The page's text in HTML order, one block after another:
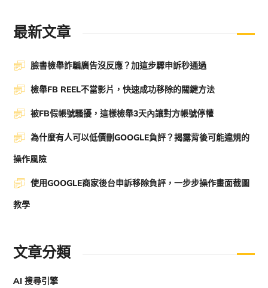
最新文章
臉書檢舉詐騙廣告沒反應？加這步驟申訴秒通過
檢舉FB REEL不當影片，快速成功移除的關鍵方法
被FB假帳號騷擾，這樣檢舉3天內讓對方帳號停權
為什麼有人可以低價刪GOOGLE負評？揭露背後可能違規的
操作風險
使用GOOGLE商家後台申訴移除負評，一步步操作畫面截圖
教學
文章分類
AI 搜尋引擎